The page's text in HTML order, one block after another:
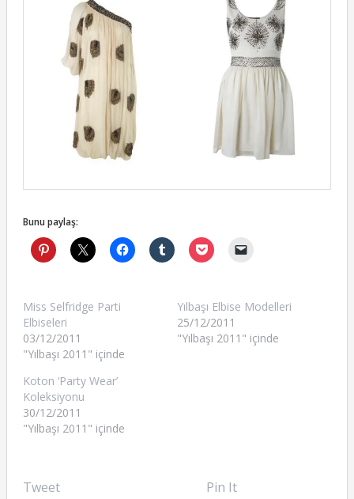
Bunu paylaş:
Miss Selfridge Parti
Elbiseleri
03/12/2011
"Yılbaşı 2011" içinde
Yılbaşı Elbise Modelleri
25/12/2011
"Yılbaşı 2011" içinde
Koton ‘Party Wear’
Koleksiyonu
30/12/2011
"Yılbaşı 2011" içinde
Tweet Pin It